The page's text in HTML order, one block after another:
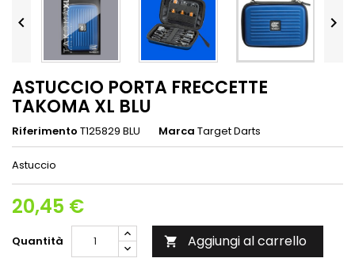
 
ASTUCCIO PORTA FRECCETTE
TAKOMA XL BLU
Riferimento T125829 BLU Marca Target Darts
Astuccio
20,45 €
Quantità  Aggiungi al carrello